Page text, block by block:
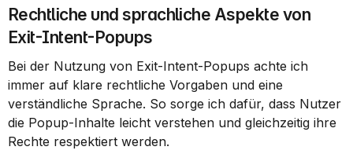
Rechtliche und sprachliche Aspekte von
Exit-Intent-Popups
Bei der Nutzung von Exit-Intent-Popups achte ich
immer auf klare rechtliche Vorgaben und eine
verständliche Sprache. So sorge ich dafür, dass Nutzer
die Popup-Inhalte leicht verstehen und gleichzeitig ihre
Rechte respektiert werden.